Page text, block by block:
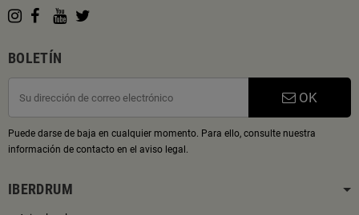
BOLETÍN
OK
Puede darse de baja en cualquier momento. Para ello, consulte nuestra
información de contacto en el aviso legal.
IBERDRUM